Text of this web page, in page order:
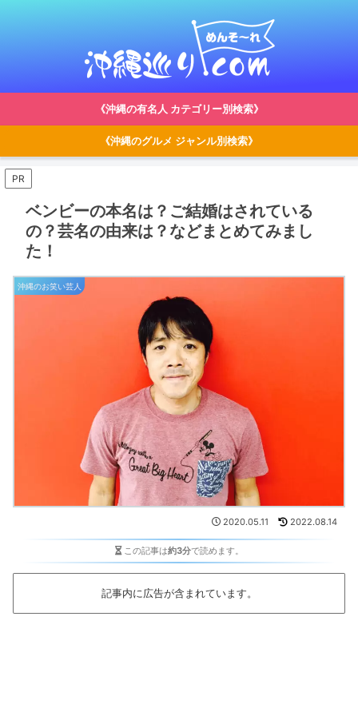
《沖縄の有名人 カテゴリー別検索》
《沖縄のグルメ ジャンル別検索》
PR
ベンビーの本名は？ご結婚はされている
の？芸名の由来は？などまとめてみまし
た！
沖縄のお笑い芸人
2020.05.11 2022.08.14
この記事は約3分で読めます。
記事内に広告が含まれています。